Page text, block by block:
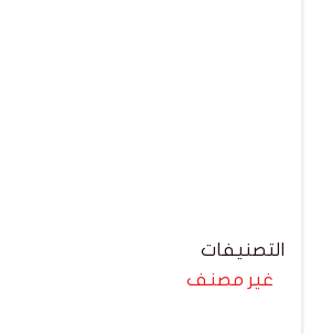
التصنيفات
غير مصنف